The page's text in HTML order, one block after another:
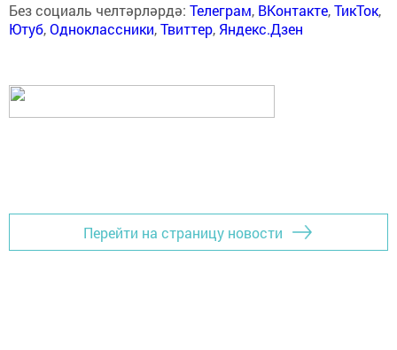
Без социаль челтәрләрдә: Телеграм, ВКонтакте,ТикТок,
Ютуб,Одноклассники,Твиттер, Яндекс.Дзен
Перейти на страницу новости